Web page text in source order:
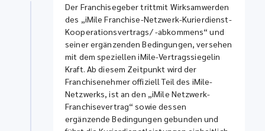
Der Franchisegeber trittmit Wirksamwerden
des „iMile Franchise-Netzwerk-Kurierdienst-
Kooperationsvertrags/ -abkommens“ und
seiner ergänzenden Bedingungen, versehen
mit dem speziellen iMile-Vertragssiegelin
Kraft. Ab diesem Zeitpunkt wird der
Franchisenehmer offiziell Teil des iMile-
Netzwerks, ist an den „iMile Netzwerk-
Franchisevertrag“ sowie dessen
ergänzende Bedingungen gebunden und